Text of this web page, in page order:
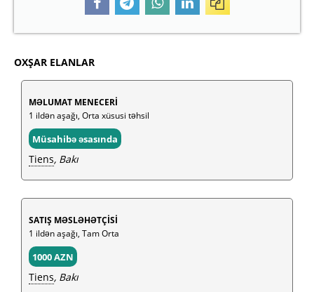
OXŞAR ELANLAR
MƏLUMAT MENECERİ
1 ildən aşağı, Orta xüsusi təhsil
Müsahibə əsasında
Tiens, Bakı
SATIŞ MƏSLƏHƏTÇİSİ
1 ildən aşağı, Tam Orta
1000 AZN
Tiens, Bakı